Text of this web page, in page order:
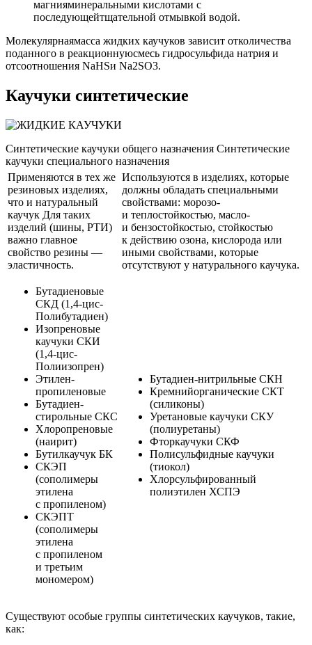
магнияминеральными кислотами с
последующейтщательной отмывкой водой.
Молекулярнаямасса жидких каучуков зависит отколичества
поданного в реакционнуюсмесь гидросульфида натрия и
отсоотношения NaHSи Na2SO3.
Каучуки синтетические
Синтетические каучуки общего назначения Синтетические
каучуки специального назначения
Применяются в тех же
резиновых изделиях,
что и натуральный
каучук Для таких
изделий (шины, РТИ)
важно главное
свойство резины —
эластичность.
Используются в изделиях, которые
должны обладать специальными
свойствами: морозо-
и теплостойкостью, масло-
и бензостойкостью, стойкостью
к действию озона, кислорода или
иными свойствами, которые
отсутствуют у натурального каучука.
Бутадиеновые
СКД (1,4-цис-
Полибутадиен)
Изопреновые
каучуки СКИ
(1,4-цис-
Полиизопрен)
Этилен-
пропиленовые
Бутадиен-
стирольные СКС
Хлоропреновые
(наирит)
Бутилкаучук БК
СКЭП
(сополимеры
этилена
с пропиленом)
СКЭПТ
(сополимеры
этилена
с пропиленом
и третьим
мономером)
Бутадиен-нитрильные СКН
Кремнийорганические СКТ
(силиконы)
Уретановые каучуки СКУ
(полиуретаны)
Фторкаучуки СКФ
Полисульфидные каучуки
(тиокол)
Хлорсульфированный
полиэтилен ХСПЭ
Существуют особые группы синтетических каучуков, такие,
как: